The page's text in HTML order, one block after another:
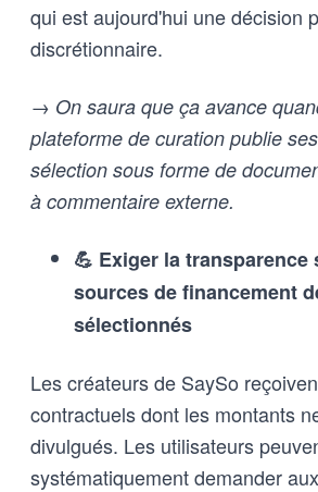
qui est aujourd'hui une décision
discrétionnaire.
→ On saura que ça avance
plateforme de curation publie
sélection sous forme de
à commentaire externe.
💪 Exiger la transparence
sources de financement
sélectionnés
Les créateurs de SaySo
contractuels dont les montants
divulgués. Les utilisateurs
systématiquement demander